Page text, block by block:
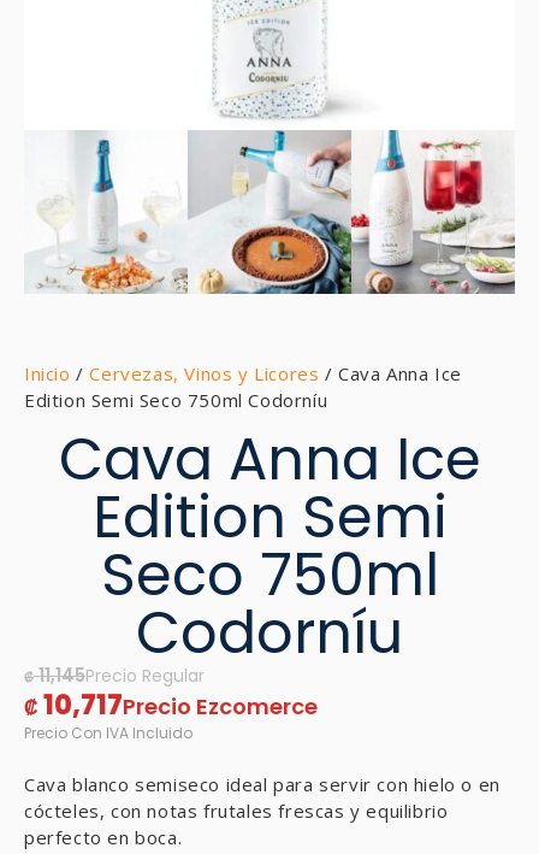
Inicio /Cervezas, Vinos y Licores / Cava Anna Ice
Edition Semi Seco 750ml Codorníu
Cava Anna Ice
Edition Semi
Seco 750ml
Codorníu
₡11,145
₡ 10,717
Cava blanco semiseco ideal para servir con hielo o en
cócteles, con notas frutales frescas y equilibrio
perfecto en boca.